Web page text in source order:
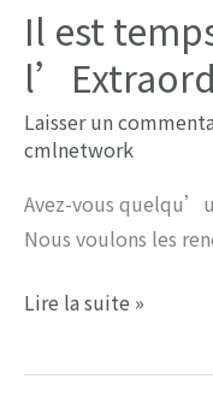
Il est
Laisser un
cmlnetwork
Avez-vous
Nous voulons les
Il
temps
Lire la suite »